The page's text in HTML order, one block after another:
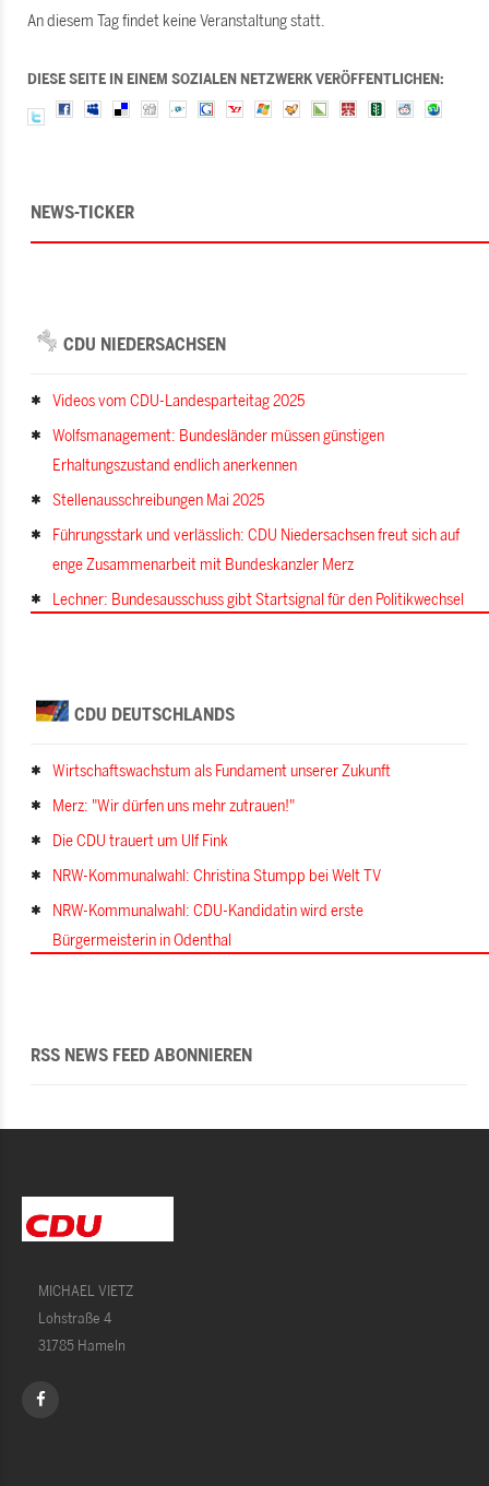
An diesem Tag findet keine Veranstaltung statt.
DIESE SEITE IN EINEM SOZIALEN NETZWERK VERÖFFENTLICHEN:
NEWS-TICKER
CDU NIEDERSACHSEN
Videos vom CDU-Landesparteitag 2025
Wolfsmanagement: Bundesländer müssen günstigen
Erhaltungszustand endlich anerkennen
Stellenausschreibungen Mai 2025
Führungsstark und verlässlich: CDU Niedersachsen freut sich auf
enge Zusammenarbeit mit Bundeskanzler Merz
Lechner: Bundesausschuss gibt Startsignal für den Politikwechsel
CDU DEUTSCHLANDS
Wirtschaftswachstum als Fundament unserer Zukunft
Merz: "Wir dürfen uns mehr zutrauen!"
Die CDU trauert um Ulf Fink
NRW-Kommunalwahl: Christina Stumpp bei Welt TV
NRW-Kommunalwahl: CDU-Kandidatin wird erste
Bürgermeisterin in Odenthal
RSS NEWS FEED ABONNIEREN
MICHAEL VIETZ
Lohstraße 4
31785 Hameln